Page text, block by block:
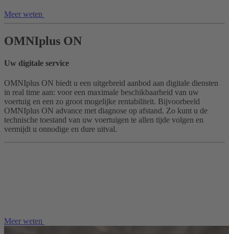
Meer weten
OMNIplus ON
Uw digitale service
OMNIplus ON biedt u een uitgebreid aanbod aan digitale diensten
in real time aan: voor een maximale beschikbaarheid van uw
voertuig en een zo groot mogelijke rentabiliteit. Bijvoorbeeld
OMNIplus ON advance met diagnose op afstand. Zo kunt u de
technische toestand van uw voertuigen te allen tijde volgen en
vermijdt u onnodige en dure uitval.
Meer weten